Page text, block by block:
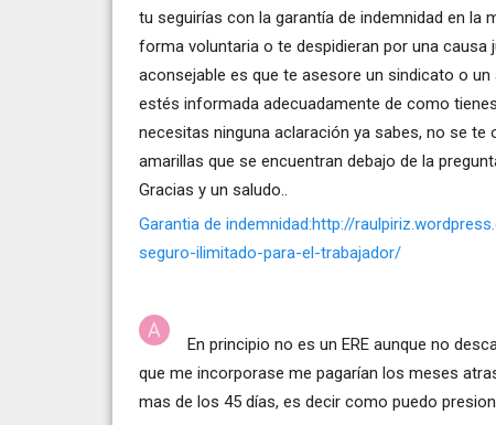
tu seguirías con la garantía de indemnidad en la
forma voluntaria o te despidieran por una
aconsejable es que te asesore un sindicato o
estés informada adecuadamente de como
necesitas ninguna aclaración ya sabes, no se
amarillas que se encuentran debajo de la
Gracias y un saludo..
Garantia de indemnidad:http://
seguro-ilimitado-para-el-trabajador/
En principio no es un ERE aunque no
que me incorporase me pagarían los meses
mas de los 45 días, es decir como puedo